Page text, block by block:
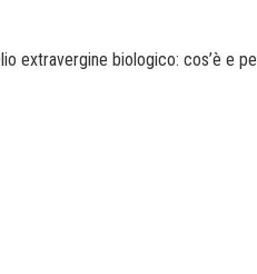
extravergine biologico: cos’è e